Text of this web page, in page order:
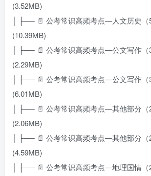
(3.52MB)
│ ├── 📄 公考常识高频考点—人文历史（
(10.39MB)
│ ├── 📄 公考常识高频考点—公文写作（
(2.29MB)
│ ├── 📄 公考常识高频考点—公文写作（
(6.01MB)
│ ├── 📄 公考常识高频考点—其他部分（
(2.06MB)
│ ├── 📄 公考常识高频考点—其他部分（
(4.59MB)
│ ├── 📄 公考常识高频考点—地理国情（